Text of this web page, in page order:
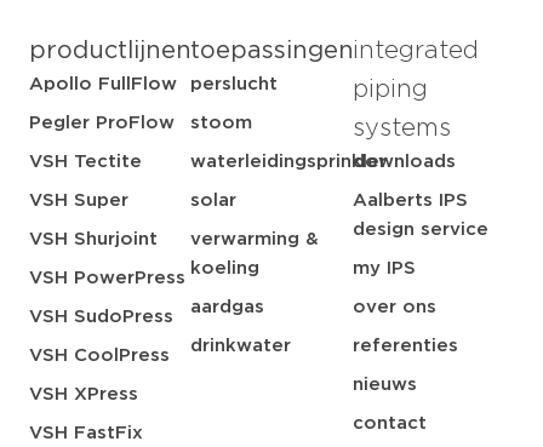
productlijnen
Apollo FullFlow
Pegler ProFlow
VSH Tectite
VSH Super
VSH Shurjoint
VSH PowerPress
VSH SudoPress
VSH CoolPress
VSH XPress
VSH FastFix
toepassingen
perslucht
stoom
waterleidingsprinkler
solar
verwarming &
koeling
aardgas
drinkwater
integrated
piping
systems
downloads
Aalberts IPS
design service
my IPS
over ons
referenties
nieuws
contact